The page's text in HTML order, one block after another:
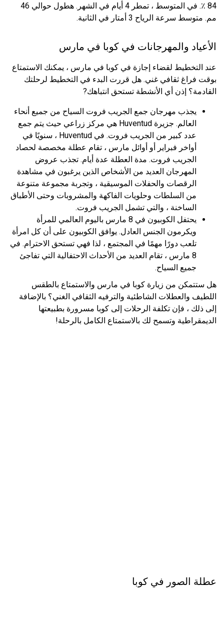
84 ٪. في المتوسط ​​، تمطر 4 أيام في الشهر. هطول حوالي 46
مم. متوسط ​​سرعة الرياح 3 أمتار في الثانية.
الأعياد والمهرجانات في كوبا في مارس
عند التخطيط لقضاء إجازة في كوبا في مارس ، يمكنك الاستمتاع
بوقت فراغ ثقافي غني. هل قررت البدء في التخطيط لرحلتك
القادمة؟ إذن أي الأنشطة تستحق انتباهك?
يجذب مهرجان جمع الجريب فروت السياح من جميع أنحاء
العالم. جزيرة Huventud هي مركز زراعي حيث يتم جمع
عدد كبير من الجريب فروت. في Huventud ، سنويًا في
أواخر فبراير أو أوائل مارس ، تقام عطلة مخصصة لحصاد
الجريب فروت. مدة العطلة عدة أيام. تجذب عروض
المهرجان العديد من الأشخاص الذين يرغبون في مشاهدة
الرقصات والحفلات الموسيقية ، وتجربة مجموعة متنوعة
من السلطات وحلويات الفاكهة والمشروبات وحتى الأطباق
الساخنة ، والتي تشمل الجريب فروت.
يحتفل الكوبيون في 8 مارس باليوم العالمي للمرأة
ويكرمون الجنس العادل. يوافق الكوبيون على أن كل امرأة
تلعب دورًا مهمًا في المجتمع ، لذا فهي تستحق الاحترام. في
8 مارس ، تقام العديد من الأحداث الاحتفالية التي تفاجئ
جميع السياح.
هل ستتمكن من زيارة كوبا في مارس والاستمتاع بالطقس
اللطيف والعطلات الشاطئية والترفيه الثقافي الغني؟ بالإضافة
إلى ذلك ، فإن تكلفة الرحلات إلى كوبا مسرورة بطبيعتها
الديمقراطية وتسمح لك بالاستمتاع الكامل بالرحلة!
عطلة الصور في كوبا